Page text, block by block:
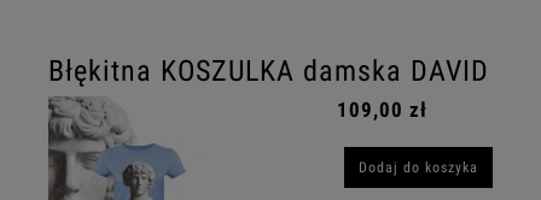
Błękitna KOSZULKA damska DAVID
109,00 zł
Dodaj do koszyka